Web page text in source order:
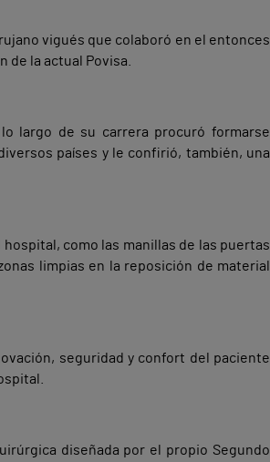
vigués que colaboró en el entonces
de la actual Povisa.
largo de su carrera procuró formarse
países y le confirió, también, una
como las manillas de las puertas
limpias en la reposición de material
seguridad y confort del paciente
diseñada por el propio Segundo